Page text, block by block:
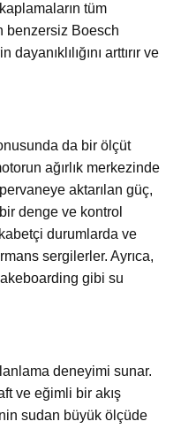
tüm
benzersiz Boesch
arttırır ve
da bir ölçüt
ağırlık merkezinde
aktarılan güç,
denge ve kontrol
durumlarda ve
sergilerler. Ayrıca,
gibi su
deneyimi sunar.
ve eğimli bir akış
sudan büyük ölçüde